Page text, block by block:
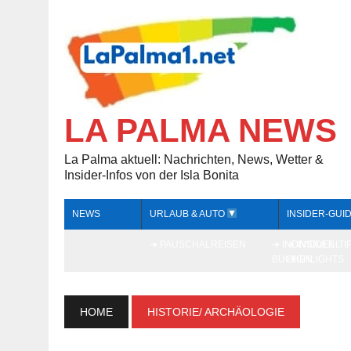
LA PALMA NEWS
La Palma aktuell: Nachrichten, News, Wetter &
Insider-Infos von der Isla Bonita
NEWS URLAUB & AUTO INSIDER-
HOME HISTORIE/ ARCHÄOLOGIE